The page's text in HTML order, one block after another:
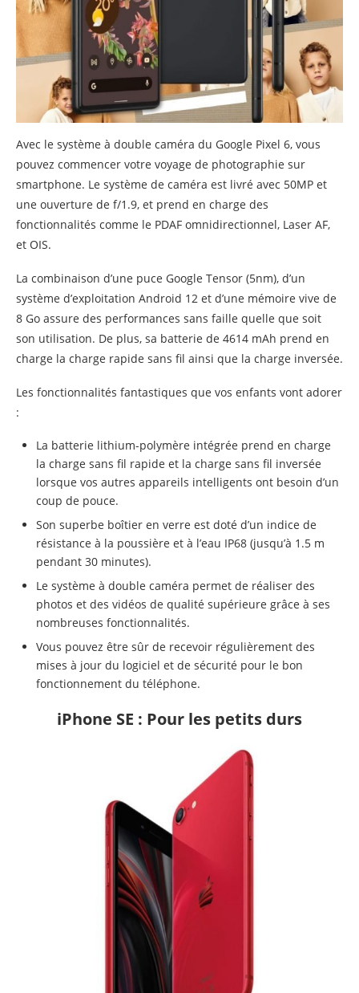
Avec le système à double caméra du Google Pixel 6, vous
pouvez commencer votre voyage de photographie sur
smartphone. Le système de caméra est livré avec 50MP et
une ouverture de f/1.9, et prend en charge des
fonctionnalités comme le PDAF omnidirectionnel, Laser AF,
et OIS.
La combinaison d’une puce Google Tensor (5nm), d’un
système d’exploitation Android 12 et d’une mémoire vive de
8 Go assure des performances sans faille quelle que soit
son utilisation. De plus, sa batterie de 4614 mAh prend en
charge la charge rapide sans fil ainsi que la charge inversée.
Les fonctionnalités fantastiques que vos enfants vont adorer
:
La batterie lithium-polymère intégrée prend en charge
la charge sans fil rapide et la charge sans fil inversée
lorsque vos autres appareils intelligents ont besoin d’un
coup de pouce.
Son superbe boîtier en verre est doté d’un indice de
résistance à la poussière et à l’eau IP68 (jusqu’à 1.5 m
pendant 30 minutes).
Le système à double caméra permet de réaliser des
photos et des vidéos de qualité supérieure grâce à ses
nombreuses fonctionnalités.
Vous pouvez être sûr de recevoir régulièrement des
mises à jour du logiciel et de sécurité pour le bon
fonctionnement du téléphone.
iPhone SE : Pour les petits durs